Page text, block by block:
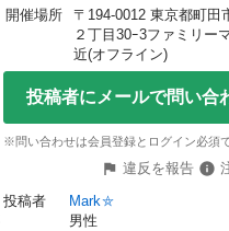
開催場所
〒194-0012 東京都町田
２丁目30ｰ3ファミリー
近(オフライン)
投稿者にメールで問い合
※問い合わせは会員登録とログイン必須
違反を報告
投稿者
Mark⛤
男性